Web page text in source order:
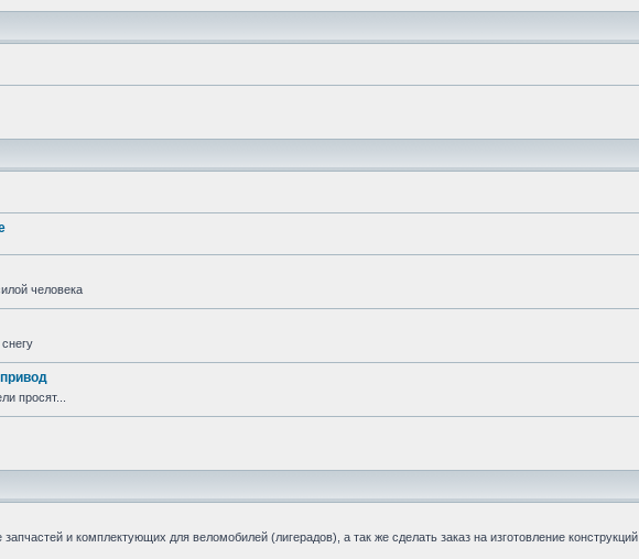
человека
просят...
и комплектующих для веломобилей (лигерадов), а так же сделать заказ на изготовление конструкций